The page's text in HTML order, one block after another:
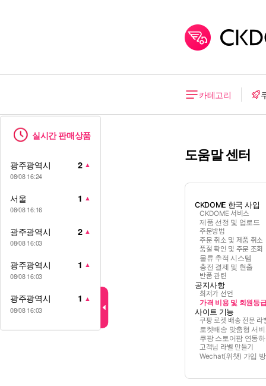
카테고리
도움말 센터
CKDOME 한국 사입
CKDOME 서비스
제품 선정 및 업로드
주문방법
주문 취소 및 제품 취소
품절 확인 및 주문 조회
물류 추적 시스템
충전 결제 및 현출
반품 관련
공지사항
최저가 선언
가격 비용 및 회원등
사이트 기능
쿠팡 로켓 배송 전문
로켓배송 맞춤형 서
쿠팡 스토어팜 연동
고객님 라벨 만들기
Wechat(위챗) 가입
실시간 판매상품
광주광역시 2 ▲
08/08 16:24
서울 1 ▲
08/08 16:16
광주광역시 2 ▲
08/08 16:03
광주광역시 1 ▲
08/08 16:03
광주광역시 1 ▲
08/08 16:03